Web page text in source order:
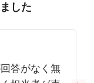
した
答がなく無